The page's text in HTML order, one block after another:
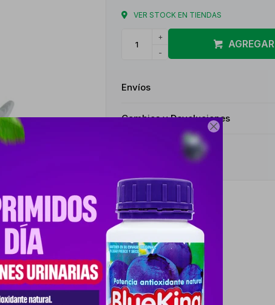

VER STOCK EN TIENDAS
+
-
AGREGAR
Envíos
Cambios y Devoluciones
Medios de pago
que te pueden interesar